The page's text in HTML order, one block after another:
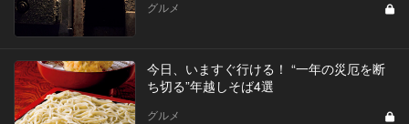
グルメ
今日、いますぐ行ける！ “一年の災厄を断
ち切る”年越しそば4選
グルメ